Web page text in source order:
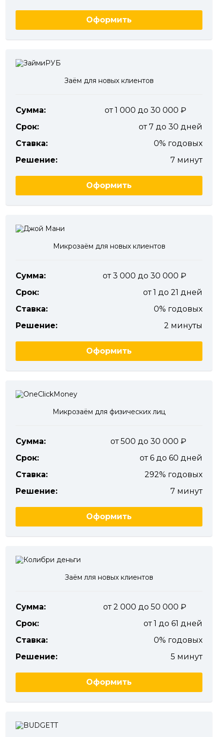
Оформить
Заём для новых клиентов
Сумма:
от 1 000 до 30 000
Срок:
от 7 до 30 дней
Ставка:
0% годовых
Решение:
7 минут
Оформить
Микрозаём для новых клиентов
Сумма:
от 3 000 до 30 000
Срок:
от 1 до 21 дней
Ставка:
0% годовых
Решение:
2 минуты
Оформить
Микрозаём для физических лиц
Сумма:
от 500 до 30 000
Срок:
от 6 до 60 дней
Ставка:
292% годовых
Решение:
7 минут
Оформить
Заём лля новых клиентов
Сумма:
от 2 000 до 50 000
Срок:
от 1 до 61 дней
Ставка:
0% годовых
Решение:
5 минут
Оформить